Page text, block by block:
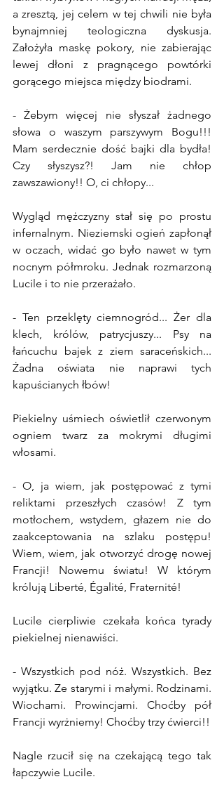
a zresztą, jej celem w tej chwili nie była
bynajmniej teologiczna dyskusja.
Założyła maskę pokory, nie zabierając
lewej dłoni z pragnącego powtórki
gorącego miejsca między biodrami.
- Żebym więcej nie słyszał żadnego
słowa o waszym parszywym Bogu!!!
Mam serdecznie dość bajki dla bydła!
Czy słyszysz?! Jam nie chłop
zawszawiony!! O, ci chłopy...
Wygląd mężczyzny stał się po prostu
infernalnym. Nieziemski ogień zapłonął
w oczach, widać go było nawet w tym
nocnym półmroku. Jednak rozmarzoną
Lucile i to nie przerażało.
- Ten przeklęty ciemnogród... Żer dla
klech, królów, patrycjuszy... Psy na
łańcuchu bajek z ziem saraceńskich...
Żadna oświata nie naprawi tych
kapuścianych łbów!
Piekielny uśmiech oświetlił czerwonym
ogniem twarz za mokrymi długimi
włosami.
- O, ja wiem, jak postępować z tymi
reliktami przeszłych czasów! Z tym
motłochem, wstydem, głazem nie do
zaakceptowania na szlaku postępu!
Wiem, wiem, jak otworzyć drogę nowej
Francji! Nowemu światu! W którym
królują Liberté, Égalité, Fraternité!
Lucile cierpliwie czekała końca tyrady
piekielnej nienawiści.
- Wszystkich pod nóż. Wszystkich. Bez
wyjątku. Ze starymi i małymi. Rodzinami.
Wiochami. Prowincjami. Choćby pół
Francji wyrżniemy! Choćby trzy ćwierci!!
Nagle rzucił się na czekającą tego tak
łapczywie Lucile.